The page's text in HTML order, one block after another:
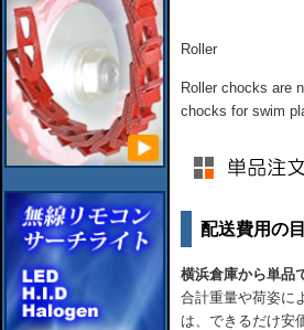
Roller
Roller chocks are
chocks for swim
配送費用の
横浜倉庫から単品
合計重量や荷姿に
は、できるだけ安